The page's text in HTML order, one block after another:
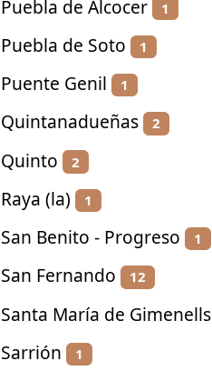
Puebla de Alcocer 1
Puebla de Soto 1
Puente Genil 1
Quintanadueñas 2
Quinto 2
Raya (la) 1
San Benito - Progreso 1
San Fernando 12
Santa María de Gimenells
Sarrión 1